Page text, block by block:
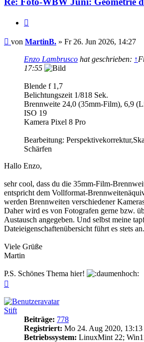
Beitrag
von MartinB. » Fr 26. Jun 2026, 14:27
Enzo Lambrusco hat geschrieben: ↑
17:55
Blende f 1,7
Belichtungszeit 1/818 Sek.
Brennweite 24,0 (35mm-Film), 6,9
ISO 19
Kamera Pixel 8 Pro
Bearbeitung:
Schärfen
Hallo Enzo,
sehr cool, dass du die 35mm-Film-
entspricht dem Vollformat-
werden Brennweiten verschiedener
Daher wird es von Fotografen gerne bzw.
Austausch angegeben. Und selbst meine
Dateieigenschaftenübersicht führt es stets an.
Viele Grüße
Martin
P.S. Schönes Thema hier!
Stift
Beiträge: 778
Registriert: Mo 24. Aug 2020, 13:13
Betriebssystem: LinuxMint 22;